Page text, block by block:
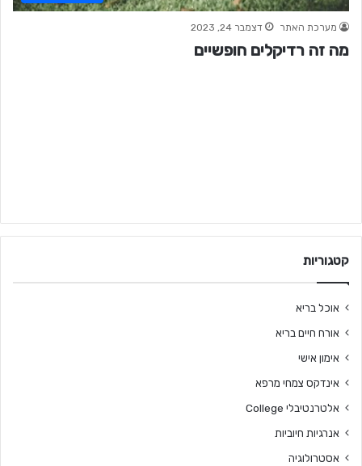
מערכת האתר דצמבר 24, 2023
מה זה רדיקלים חופשיים
קטגוריות
אוכל בריא
אורח חיים בריא
אימון אישי
אינדקס צמחי מרפא
אלטרנטיבלי College
אנרגיות חיוביות
אסטרולוגיה